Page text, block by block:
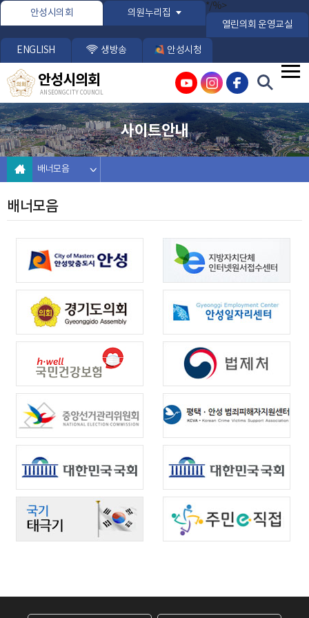
본문바로가기
안성시의회 의원누리집
*/%>
열린의회 운영교실
ENGLISH 생방송 안성시청
안성시의회
ANSEONG CITY COUNCIL
사이트안내
배너모음
배너모음